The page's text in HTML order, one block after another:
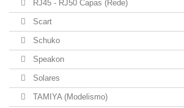
RJ45 - RJ50 Capas (Rede)
Scart
Schuko
Speakon
Solares
TAMIYA (Modelismo)